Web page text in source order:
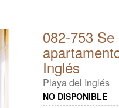
082-753
Inglés
Playa del Inglés
NO DISPONIBLE